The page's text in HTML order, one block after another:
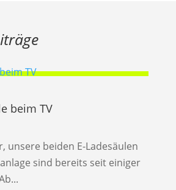
beim TV
unsere beiden E-Ladesäulen
sind bereits seit einiger